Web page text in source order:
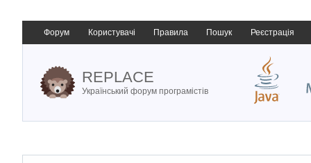
Форум Користувачі Правила Пошук Реєстрація
REPLACE
Український форум програмістів